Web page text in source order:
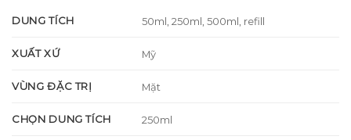
DUNG TÍCH 50ml, 250ml, 500ml, refill
XUẤT XỨ Mỹ
VÙNG ĐẶC TRỊ Mặt
CHỌN DUNG TÍCH 250ml